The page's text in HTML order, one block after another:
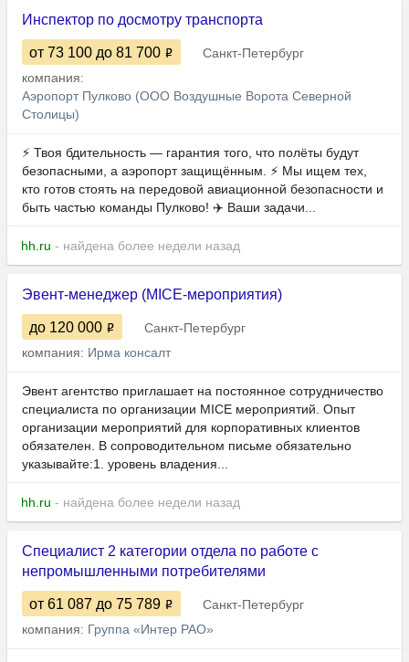
Инспектор по досмотру транспорта
от 73 100 до 81 700
Санкт-Петербург
компания:
Аэропорт Пулково (ООО Воздушные Ворота Северной
Столицы)
⚡ Твоя бдительность — гарантия того, что полёты будут
безопасными, а аэропорт защищённым. ⚡ Мы ищем тех,
кто готов стоять на передовой авиационной безопасности и
быть частью команды Пулково! ✈️ Ваши задачи...
hh.ru - найдена более недели назад
Эвент-менеджер (MICE-мероприятия)
до 120 000
Санкт-Петербург
компания: Ирма консалт
Эвент агентство приглашает на постоянное сотрудничество
специалиста по организации MICE мероприятий. Опыт
организации мероприятий для корпоративных клиентов
обязателен. В сопроводительном письме обязательно
указывайте:1. уровень владения...
hh.ru - найдена более недели назад
Специалист 2 категории отдела по работе с
непромышленными потребителями
от 61 087 до 75 789
Санкт-Петербург
компания: Группа «Интер РАО»